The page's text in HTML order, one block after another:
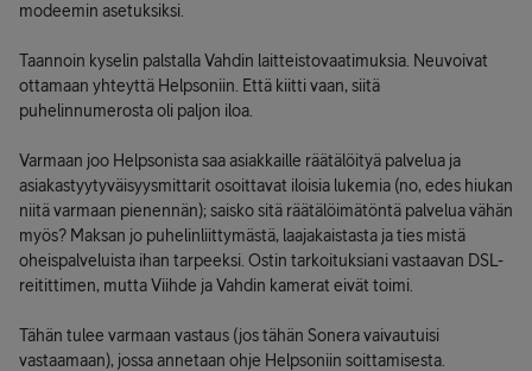
modeemin asetuksiksi.
Taannoin kyselin palstalla Vahdin laitteistovaatimuksia. Neuvoivat
ottamaan yhteyttä Helpsoniin. Että kiitti vaan, siitä
puhelinnumerosta oli paljon iloa.
Varmaan joo Helpsonista saa asiakkaille räätälöityä palvelua ja
asiakastyytyväisyysmittarit osoittavat iloisia lukemia (no, edes hiukan
niitä varmaan pienennän); saisko sitä räätälöimätöntä palvelua vähän
myös? Maksan jo puhelinliittymästä, laajakaistasta ja ties mistä
oheispalveluista ihan tarpeeksi. Ostin tarkoituksiani vastaavan DSL-
reitittimen, mutta Viihde ja Vahdin kamerat eivät toimi.
Tähän tulee varmaan vastaus (jos tähän Sonera vaivautuisi
vastaamaan), jossa annetaan ohje Helpsoniin soittamisesta.